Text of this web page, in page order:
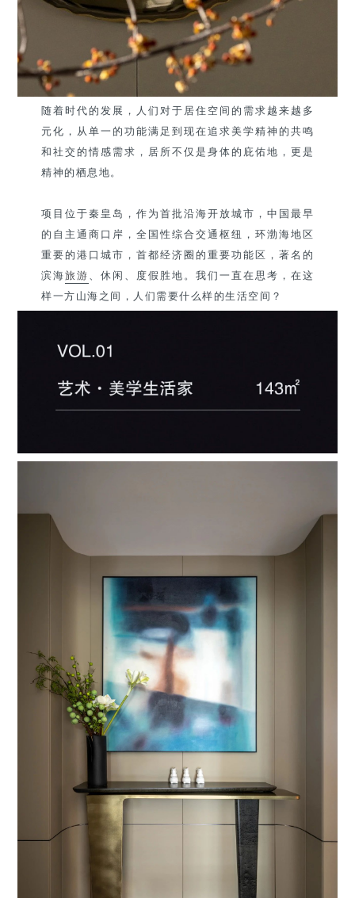
随着时代的发展，人们对于居住空间的需求越来越多
元化，从单一的功能满足到现在追求美学精神的共鸣
和社交的情感需求，居所不仅是身体的庇佑地，更是
精神的栖息地。
项目位于秦皇岛，作为首批沿海开放城市，中国最早
的自主通商口岸，全国性综合交通枢纽，环渤海地区
重要的港口城市，首都经济圈的重要功能区，著名的
滨海旅游
、休闲、度假胜地。我们一直在思考，在这
样一方山海之间，人们需要什么样的生活空间？